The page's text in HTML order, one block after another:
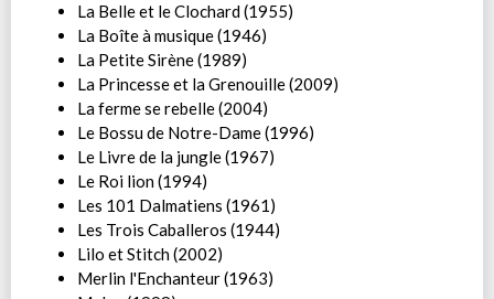
La Belle et le Clochard (1955)
La Boîte à musique (1946)
La Petite Sirène (1989)
La Princesse et la Grenouille (2009)
La ferme se rebelle (2004)
Le Bossu de Notre-Dame (1996)
Le Livre de la jungle (1967)
Le Roi lion (1994)
Les 101 Dalmatiens (1961)
Les Trois Caballeros (1944)
Lilo et Stitch (2002)
Merlin l'Enchanteur (1963)